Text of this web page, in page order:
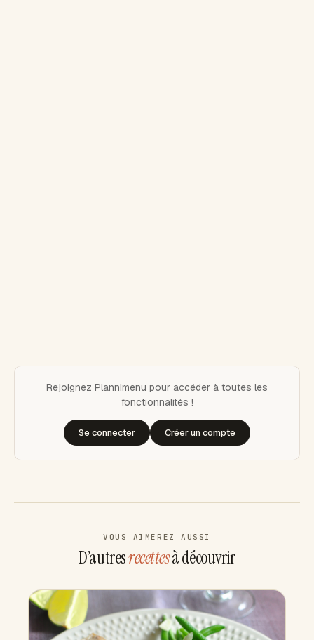
Rejoignez Plannimenu pour accéder à toutes les
fonctionnalités !
Se connecter Créer un compte
VOUS AIMEREZ AUSSI
D’autresrecettesà découvrir